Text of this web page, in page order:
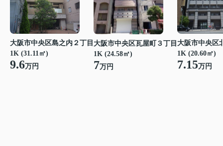
大阪市中央区島之内２丁目
1K (31.11㎡)
9.6万円
大阪市中央区瓦屋町３丁目
1K (24.58㎡)
7万円
大阪市中央区
1K (20.60㎡)
7.15万円